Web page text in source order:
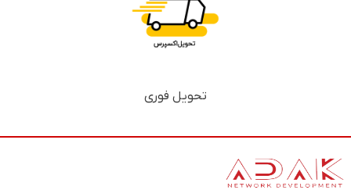
تحویل فوری